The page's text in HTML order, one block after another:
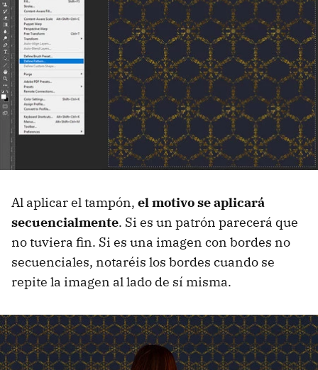
Al aplicar el tampón, el motivo se aplicará
secuencialmente. Si es un patrón parecerá que
no tuviera fin. Si es una imagen con bordes no
secuenciales, notaréis los bordes cuando se
repite la imagen al lado de sí misma.